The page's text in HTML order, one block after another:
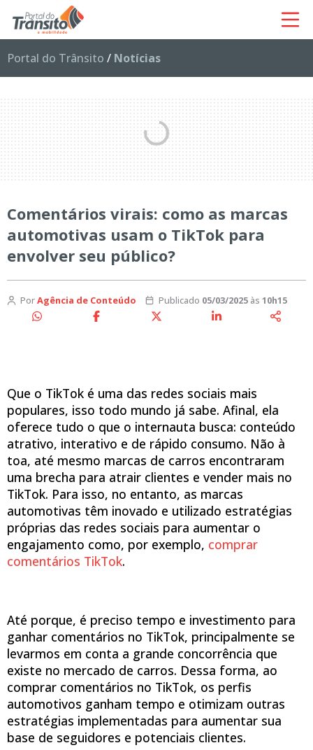
Portal do Trânsito / Notícias
Comentários virais: como as marcas
automotivas usam o TikTok para
envolver seu público?
PorAgência de Conteúdo Publicado 05/03/2025às 10h15
Que o TikTok é uma das redes sociais mais
populares, isso todo mundo já sabe. Afinal, ela
oferece tudo o que o internauta busca: conteúdo
atrativo, interativo e de rápido consumo. Não à
toa, até mesmo marcas de carros encontraram
uma brecha para atrair clientes e vender mais no
TikTok. Para isso, no entanto, as marcas
automotivas têm inovado e utilizado estratégias
próprias das redes sociais para aumentar o
engajamento como, por exemplo, comprar
comentários TikTok.
Até porque, é preciso tempo e investimento para
ganhar comentários no TikTok, principalmente se
levarmos em conta a grande concorrência que
existe no mercado de carros. Dessa forma, ao
comprar comentários no TikTok, os perfis
automotivos ganham tempo e otimizam outras
estratégias implementadas para aumentar sua
base de seguidores e potenciais clientes.